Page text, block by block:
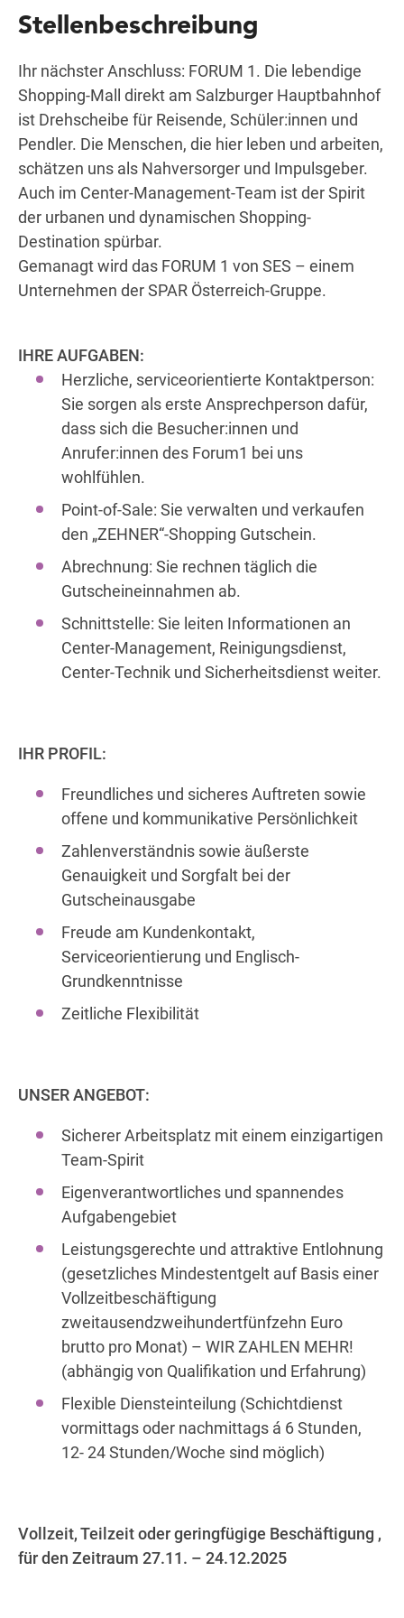
Wegbeschreibung
Stellenbeschreibung
Ihr nächster Anschluss: FORUM 1. Die lebendige
Shopping-Mall direkt am Salzburger Hauptbahnhof
ist Drehscheibe für Reisende, Schüler:innen und
Pendler. Die Menschen, die hier leben und arbeiten,
schätzen uns als Nahversorger und Impulsgeber.
Auch im Center-Management-Team ist der Spirit
der urbanen und dynamischen Shopping-
Destination spürbar.
Gemanagt wird das FORUM 1 von SES – einem
Unternehmen der SPAR Österreich-Gruppe.
IHRE AUFGABEN:
Herzliche, serviceorientierte Kontaktperson:
Sie sorgen als erste Ansprechperson dafür,
dass sich die Besucher:innen und
Anrufer:innen des Forum1 bei uns
wohlfühlen.
Point-of-Sale: Sie verwalten und verkaufen
den „ZEHNER“-Shopping Gutschein.
Abrechnung: Sie rechnen täglich die
Gutscheineinnahmen ab.
Schnittstelle: Sie leiten Informationen an
Center-Management, Reinigungsdienst,
Center-Technik und Sicherheitsdienst weiter.
IHR PROFIL:
Freundliches und sicheres Auftreten sowie
offene und kommunikative Persönlichkeit
Zahlenverständnis sowie äußerste
Genauigkeit und Sorgfalt bei der
Gutscheinausgabe
Freude am Kundenkontakt,
Serviceorientierung und Englisch-
Grundkenntnisse
Zeitliche Flexibilität
UNSER ANGEBOT:
Sicherer Arbeitsplatz mit einem einzigartigen
Team-Spirit
Eigenverantwortliches und spannendes
Aufgabengebiet
Leistungsgerechte und attraktive Entlohnung
(gesetzliches Mindestentgelt auf Basis einer
Vollzeitbeschäftigung
zweitausendzweihundertfünfzehn Euro
brutto pro Monat) – WIR ZAHLEN MEHR!
(abhängig von Qualifikation und Erfahrung)
Flexible Diensteinteilung (Schichtdienst
vormittags oder nachmittags á 6 Stunden,
12- 24 Stunden/Woche sind möglich)
Vollzeit, Teilzeit oder geringfügige Beschäftigung ,
für den Zeitraum 27.11. – 24.12.2025